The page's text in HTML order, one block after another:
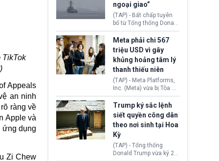
TikTok
Appeals
an ninh
ràng về
Apple và
ứng dụng
Zi Chew
không người lái (UAV)
sang Hoa Kỳ. Động thái
này nhằm đáp trả các
biện pháp hạn chế
thương mại, áp thuế mới
cùng lệnh cấm công
nghệ gần đây từ phía
Washington.
ngoại giao”
(TAP) - Bất chấp tuyên
bố từ Tổng thống Donald
Trump về tiến trình đàm
phán hòa bình, Iran
khẳng định chưa có bất
kỳ thỏa thuận nào.
Tehran cho rằng, Hoa Kỳ
chỉ đang dàn dựng “màn
kịch ngoại giao” để xoa
dịu căng thẳng.
Meta phải chi 567
triệu USD vì gây
khủng hoảng tâm lý
thanh thiếu niên
(TAP) - Meta Platforms,
Inc. (Meta) vừa bị Tòa án
bang New Mexico yêu
cầu đóng góp 567 triệu
USD vào một quỹ khắc
phục hậu quả. Quyết
định này diễn ra sau khi
toà xác định, những nền
tảng mạng xã hội
(Facebook, Instagram)
thuộc công ty gây ra
Trump ký sắc lệnh
siết quyền công dân
theo nơi sinh tại Hoa
Kỳ
(TAP) - Tổng thống
Donald Trump vừa ký 2